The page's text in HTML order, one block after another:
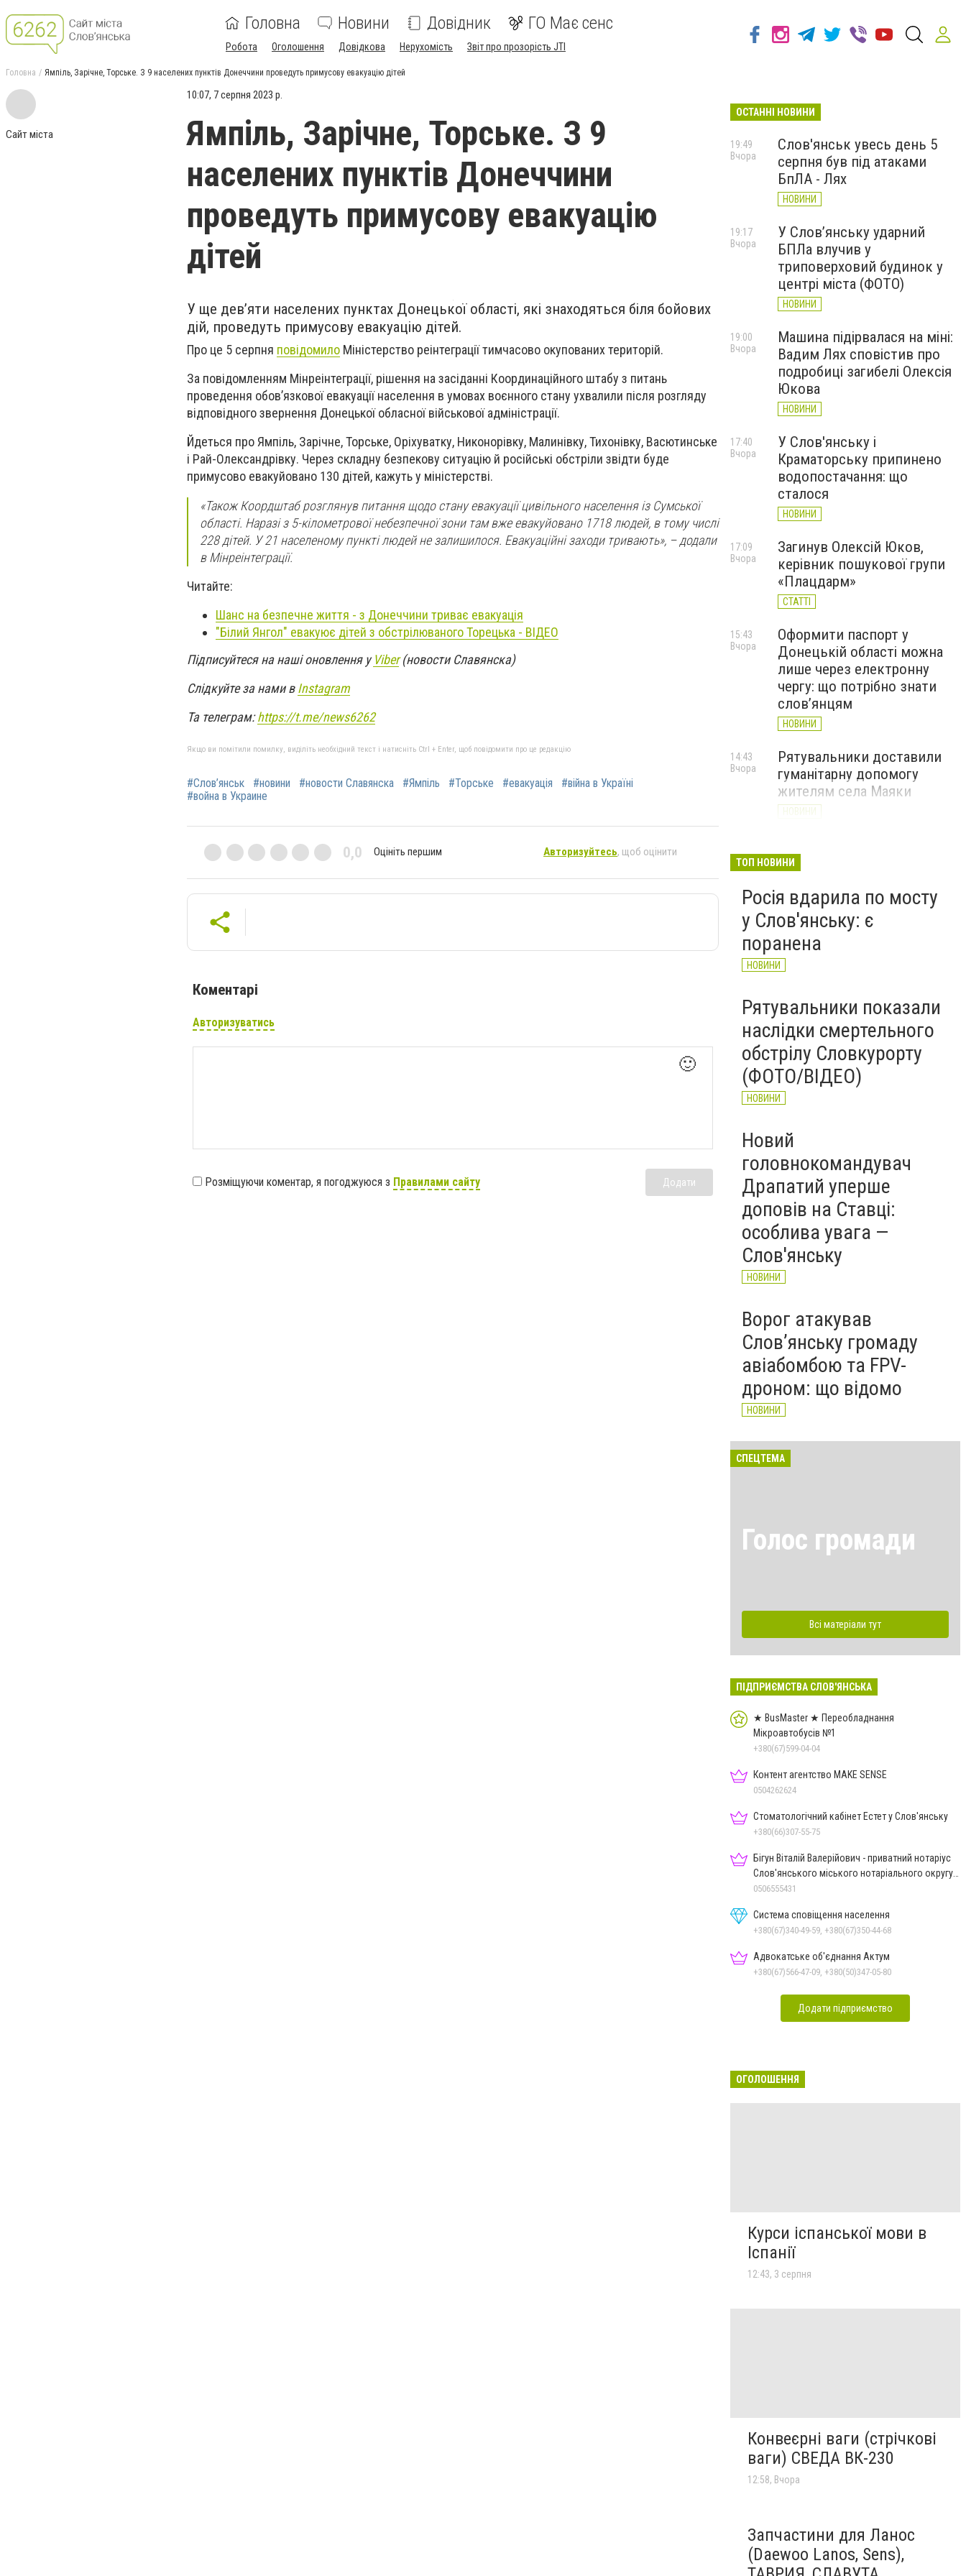
Головна Новини Довідник ГО Має сенс
Робота Оголошення Довідкова Нерухомість Звіт про прозорість JTI
Головна Ямпіль, Зарічне, Торське. З 9 населених пунктів Донеччини проведуть примусову евакуацію дітей
Сайт міста
10:07, 7 серпня 2023 р.
Ямпіль, Зарічне, Торське. З 9
населених пунктів Донеччини
проведуть примусову евакуацію
дітей
У ще дев’яти населених пунктах Донецької області, які знаходяться біля бойових
дій, проведуть примусову евакуацію дітей.
Про це 5 серпня повідомило Міністерство реінтеграції тимчасово окупованих територій.
За повідомленням Мінреінтеграції, рішення на засіданні Координаційного штабу з питань
проведення обов’язкової евакуації населення в умовах воєнного стану ухвалили після розгляду
відповідного звернення Донецької обласної військової адміністрації.
Йдеться про Ямпiль, Зарiчне, Торське, Opixyвaтку, Никонорiвку, Малинiвку, Тихонiвку, Васютинське
і Рай-Олександрiвку. Через складну безпекову ситуацію й російські обстріли звідти буде
примусово евакуйовано 130 дітей, кажуть у міністерстві.
«Також Коордштаб розглянув питання щодо стану евакуації цивільного населення із Сумської
області. Наразі з 5-кілометрової небезпечної зони там вже евакуйовано 1718 людей, в тому числі
228 дітей. У 21 населеному пункті людей не залишилося. Евакуаційні заходи тривають», – додали
в Мінреінтеграції.
Читайте:
Шанс на безпечне життя - з Донеччини триває евакуація
"Білий Янгол" евакуює дітей з обстрілюваного Торецька - ВІДЕО
Підписуйтеся на наші оновлення уViber(новости Славянска)
Слідкуйте за нами вInstagram
Та телеграм:https://t.me/news6262
Якщо ви помітили помилку, виділіть необхідний текст і натисніть Ctrl + Enter, щоб повідомити про це редакцію
#Слов’янськ #новини #новости Славянска #Ямпіль #Торське #евакуація
#війна в Україні
#война в Украине
0,0 Оцініть першим Авторизуйтесь, щоб оцінити
Коментарі
Авторизуватись
🙂
Розміщуючи коментар, я погоджуюся з Правилами сайту Додати
ОСТАННІ НОВИНИ
Слов'янськ увесь день 5
серпня був під атаками
БпЛА - Лях
НОВИНИ
19:49
Вчора
У Слов’янську ударний
БПЛа влучив у
триповерховий будинок у
центрі міста (ФОТО)
НОВИНИ
19:17
Вчора
Машина підірвалася на міні:
Вадим Лях сповістив про
подробиці загибелі Олексія
Юкова
НОВИНИ
19:00
Вчора
У Слов'янську і
Краматорську припинено
водопостачання: що
сталося
НОВИНИ
17:40
Вчора
Загинув Олексій Юков,
керівник пошукової групи
«Плацдарм»
СТАТТІ
17:09
Вчора
Оформити паспорт у
Донецькій області можна
лише через електронну
чергу: що потрібно знати
слов’янцям
НОВИНИ
15:43
Вчора
Рятувальники доставили
гуманітарну допомогу
жителям села Маяки
НОВИНИ
14:43
Вчора
онлайн-акція до Дня молоді
Вчора
ТОП НОВИНИ
Росія вдарила по мосту
у Слов'янську: є
поранена
НОВИНИ
Рятувальники показали
наслідки смертельного
обстрілу Словкурорту
(ФОТО/ВІДЕО)
НОВИНИ
Новий
головнокомандувач
Драпатий уперше
доповів на Ставці:
особлива увага —
Слов'янську
НОВИНИ
Ворог атакував
Слов’янську громаду
авіабомбою та FPV-
дроном: що відомо
НОВИНИ
СПЕЦТЕМА
Голос громади
Всі матеріали тут
ПІДПРИЄМСТВА СЛОВ'ЯНСЬКА
★ BusMaster ★ Переобладнання
Мікроавтобусів №1
+380(67)599-04-04
Контент агентство MAKE SENSE
0504262624
Стоматологічний кабінет Естет у Слов'янську
+380(66)307-55-75
Бігун Віталій Валерійович - приватний нотаріус
Слов'янського міського нотаріального округу
Дон.обл.
0506555431
Система сповіщення населення
+380(67)340-49-59, +380(67)350-44-68
Адвокатське об'єднання Актум
+380(67)566-47-09, +380(50)347-05-80
Додати підприємство
ОГОЛОШЕННЯ
Курси іспанської мови в
Іспанії
12:43, 3 серпня
Конвеєрні ваги (стрічкові
ваги) СВЕДА ВК-230
12:58, Вчора
Запчастини для Ланос
(Daewoo Lanos, Sens),